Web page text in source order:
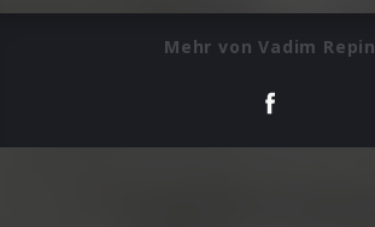
Mehr von Vadim Repin